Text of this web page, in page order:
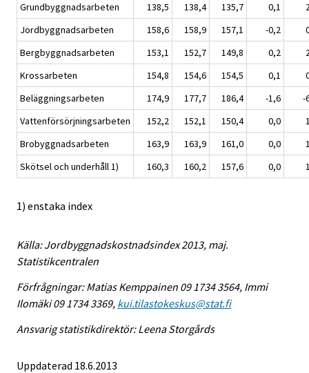
Grundbyggnadsarbeten
138,5 138,4 135,7 0,1
Jordbyggnadsarbeten
158,6 158,9 157,1 -0,2
Bergbyggnadsarbeten
153,1 152,7 149,8 0,2
Krossarbeten
154,8 154,6 154,5 0,1
Beläggningsarbeten
174,9 177,7 186,4 -1,6
-
Vattenförsörjningsarbeten
152,2 152,1 150,4 0,0
Brobyggnadsarbeten
163,9 163,9 161,0 0,0
Skötsel och underhåll 1)
160,3 160,2 157,6 0,0
1) enstaka index
Källa: Jordbyggnadskostnadsindex 2013, maj.
Statistikcentralen
Förfrågningar: Matias Kemppainen 09 1734 3564, Immi
Ilomäki 09 1734 3369, kui.tilastokeskus@stat.fi
Ansvarig statistikdirektör: Leena Storgårds
Uppdaterad 18.6.2013